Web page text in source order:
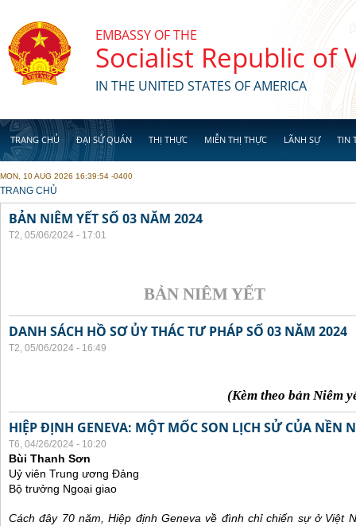
EMBASSY OF THE
Socialist Republic of
IN THE UNITED STATES OF AMERICA
TRANG CHỦ ĐẠI SỨ QUÁN THỊ THỰC MIỄN THỊ THỰC LÃNH SỰ TIN
MON, 10 AUG 2026 16:39:54 -0400
YOU ARE HERE
TRANG CHỦ
BẢN NIÊM YẾT SỐ 03 NĂM 2024
T2, 05/06/2024 - 17:01
BẢN NIÊM YẾT
DANH SÁCH HỒ SƠ ỦY THÁC TƯ PHÁP SỐ 03 NĂM 2024
T2, 05/06/2024 - 16:49
(Kèm theo bản Niêm
HIỆP ĐỊNH GENEVA: MỘT MỐC SON LỊCH SỬ CỦA NỀN
T6, 04/26/2024 - 10:20
Bùi Thanh Sơn
Uỷ viên Trung ương Đảng
Bộ trưởng Ngoại giao
Cách đây 70 năm, Hiệp định Geneva về đình chỉ chiến sự ở Việt